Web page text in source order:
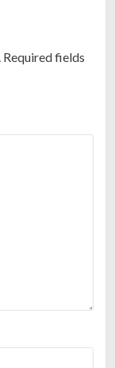
Required fields